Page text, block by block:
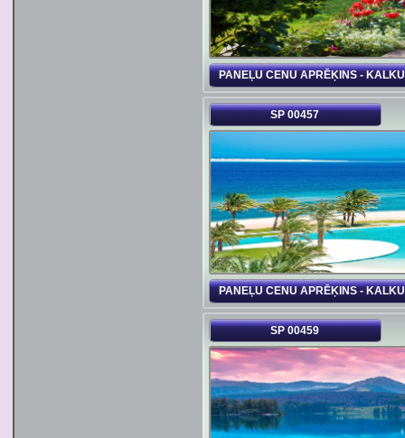
PANEĻU CENU APRĒĶINS -
SP 00457
PANEĻU CENU APRĒĶINS -
SP 00459